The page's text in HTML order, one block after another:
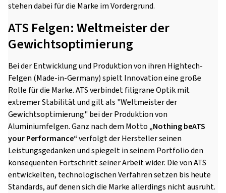
stehen dabei für die Marke im Vordergrund.
ATS Felgen: Weltmeister der
Gewichtsoptimierung
Bei der Entwicklung und Produktion von ihren Hightech-
Felgen (Made-in-Germany) spielt Innovation eine große
Rolle für die Marke. ATS verbindet filigrane Optik mit
extremer Stabilität und gilt als "Weltmeister der
Gewichtsoptimierung" bei der Produktion von
Aluminiumfelgen. Ganz nach dem Motto„Nothing beATS
your Performance“verfolgt der Hersteller seinen
Leistungsgedanken und spiegelt in seinem Portfolio den
konsequenten Fortschritt seiner Arbeit wider. Die von ATS
entwickelten, technologischen Verfahren setzen bis heute
Standards, auf denen sich die Marke allerdings nicht ausruht.